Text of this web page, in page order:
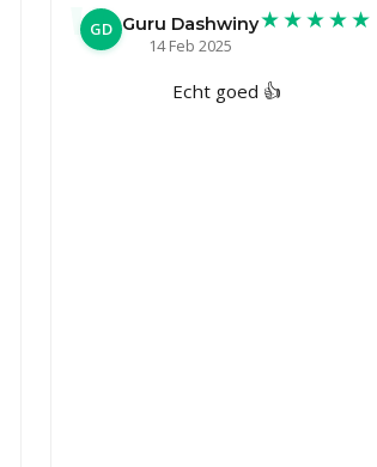
GD Guru Dashwiny
14 Feb 2025
★★★★★
Echt goed 👍